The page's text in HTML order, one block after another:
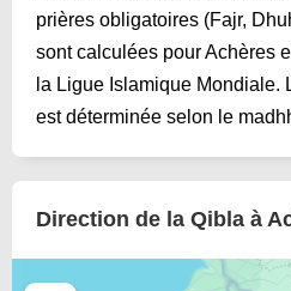
prières obligatoires (Fajr,
sont calculées pour Achères
la Ligue Islamique Mondiale.
est déterminée selon le
Direction de la Qibla à